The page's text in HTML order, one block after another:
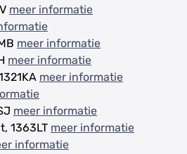
meer informatie
meer informatie
meer informatie
meer informatie
meer informatie
1363LT meer informatie
informatie